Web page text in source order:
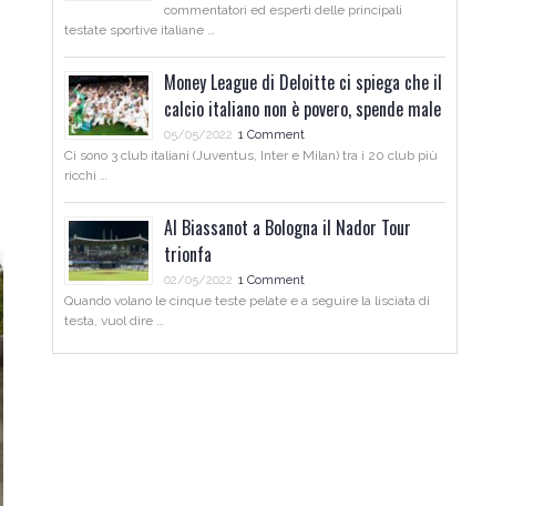
commentatori ed esperti delle principali
testate sportive italiane …
Money League di Deloitte ci spiega che il
calcio italiano non è povero, spende male
05/05/2022 1 Comment
Ci sono 3 club italiani (Juventus, Inter e Milan) tra i 20 club più
ricchi …
Al Biassanot a Bologna il Nador Tour
trionfa
02/05/2022 1 Comment
Quando volano le cinque teste pelate e a seguire la lisciata di
testa, vuol dire …